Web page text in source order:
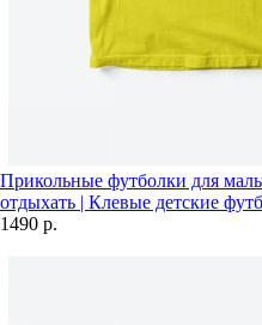
Прикольные футболки для
отдыхать | Клевые детские
1490 р.